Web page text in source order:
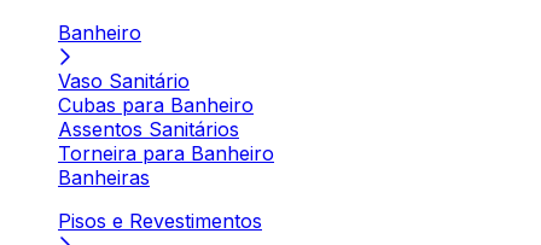
Banheiro
Vaso Sanitário
Cubas para Banheiro
Assentos Sanitários
Torneira para Banheiro
Banheiras
Pisos e Revestimentos